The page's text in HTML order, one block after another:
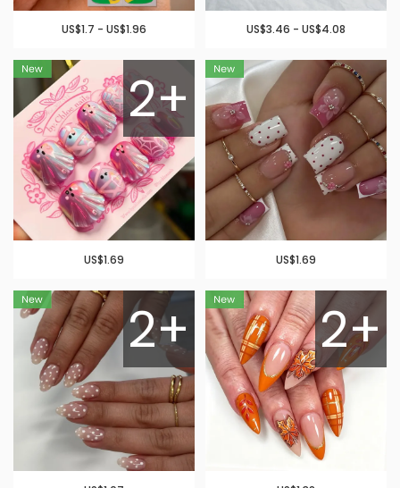
US$3.46 - US$4.08
US$1.7 - US$1.96
US$1.69
2+
US$1.69
2+
2+